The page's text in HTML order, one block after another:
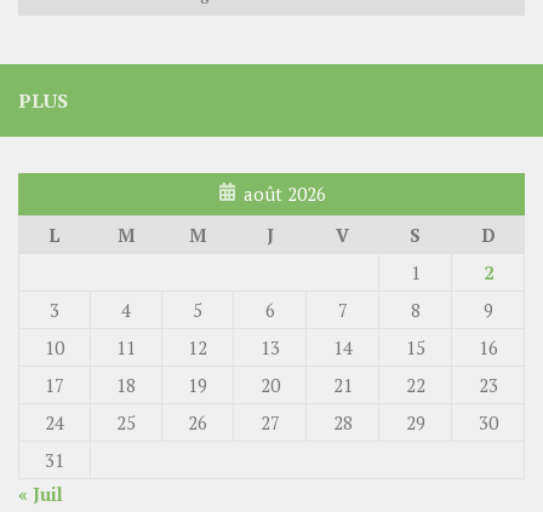
PLUS
août 2026
L
M M J V S
D
1
2
3
4 5 6 7 8
9
10
11 12 13 14 15
16
17
18 19 20 21 22
23
24
25 26 27 28 29
30
31
« Juil